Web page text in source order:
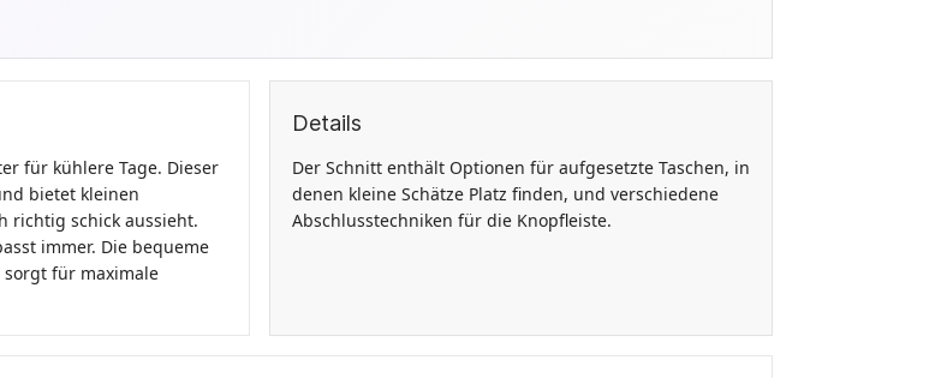
für kühlere Tage. Dieser
bietet kleinen
richtig schick aussieht.
immer. Die bequeme
für maximale
Details
Der Schnitt enthält Optionen für aufgesetzte Taschen, in
denen kleine Schätze Platz finden, und verschiedene
Abschlusstechniken für die Knopfleiste.